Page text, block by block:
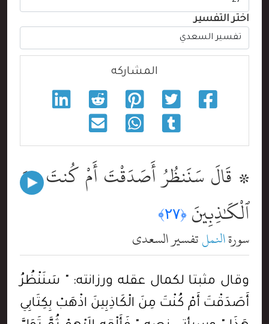
اختر التفسير
المشاركه
۞ قَالَ سَنَنظُرُ أَصَدَقْتَ أَمْ كُنتَ مِنَ
ٱلْكَٰذِبِينَ﴿٢٧﴾
سورةالنملتفسير السعدي
وقال مثبتا لكمال عقله ورزانته: " سَنَنْظُرُ
أَصَدَقْتَ أَمْ كُنْتَ مِنَ الْكَاذِبِينَ اذْهَبْ بِكِتَابِي